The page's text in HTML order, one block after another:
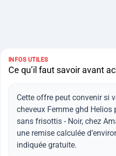
INFOS UTILES
Ce qu’il faut savoir avant
Cette offre peut convenir si
cheveux Femme ghd Helios
sans frisottis - Noir, chez
une remise calculée
indiquée gratuite.